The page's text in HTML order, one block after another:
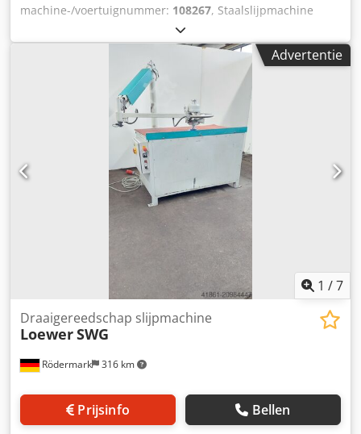
machine-/voertuignummer: 108267, Staalslijpmachine
aanbiedingsnummer: 20064 Merk: REMA Type: DS 12 ST
Machinenummer: 108267 Bouwjaar: 1988 Technische
gegevens: - slijpschijf diameter ca. 125 mm - 2
schijfsnelheden 1450 / 2200 rpm - Rechts, - Linker rotatie -
schuine vaste steuntafel ATF 340 x 150 mm - Steuntafel -5°
tot +15° kantelbaar - Verlichting - Aandrijving 400 V / 0,65 /
0,9 kW - Werkhoogte 1000 mm Dcsdjfhy Shopfx Adlek -
Benodigde ruimte ca. 850 x H 1150 x D 550 mm - Gewicht
ca. 120 kg
Advertentie
1 /7
Rödermark 316 km
Draaigereedschap slijpmachine
LoewerSWG
Prijsinfo Bellen